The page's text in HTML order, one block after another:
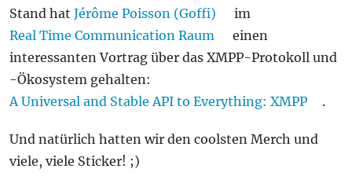
Stand hat Jérôme Poisson (Goffi)
im
Real Time Communication Raum
einen
interessanten Vortrag über das XMPP-Protokoll und
-Ökosystem gehalten:
A Universal and Stable API to Everything: XMPP
.
Und natürlich hatten wir den coolsten Merch und
viele, viele Sticker! ;)